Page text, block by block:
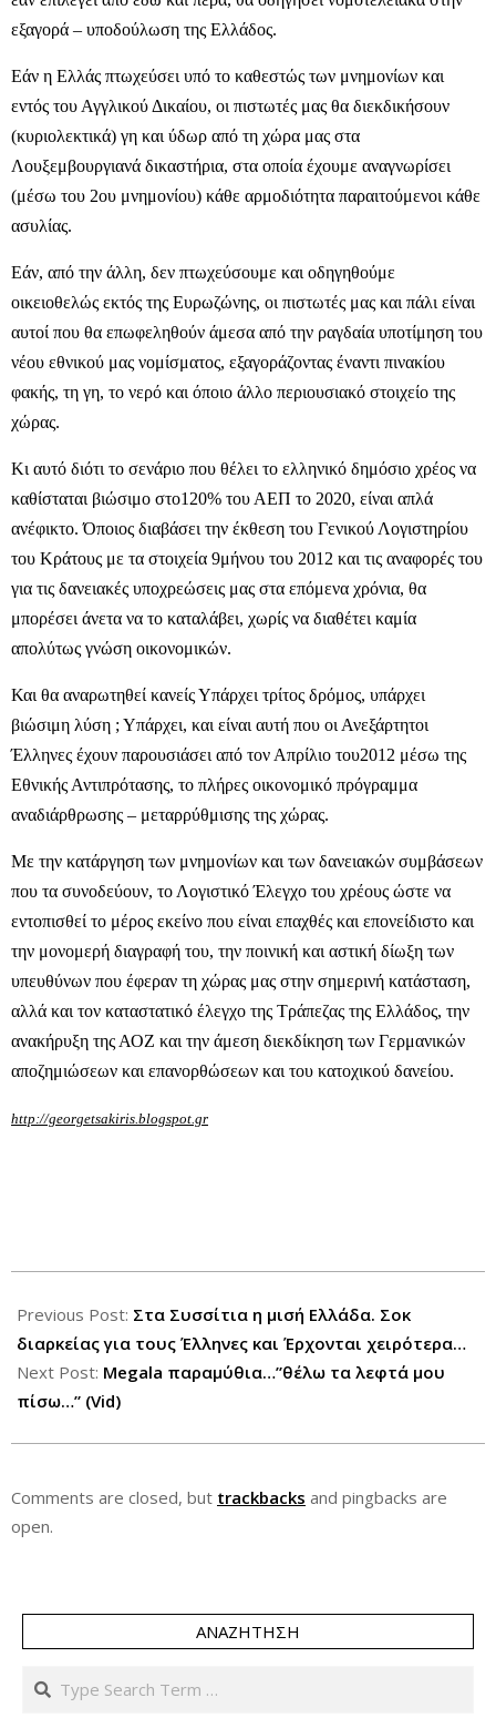
εξαγορά – υποδούλωση της Ελλάδος.
Εάν η Ελλάς πτωχεύσει υπό το καθεστώς των μνημονίων και
εντός του Αγγλικού Δικαίου, οι πιστωτές μας θα διεκδικήσουν
(κυριολεκτικά) γη και ύδωρ από τη χώρα μας στα
Λουξεμβουργιανά δικαστήρια, στα οποία έχουμε αναγνωρίσει
(μέσω του 2ου μνημονίου) κάθε αρμοδιότητα παραιτούμενοι κάθε
ασυλίας.
Εάν, από την άλλη, δεν πτωχεύσουμε και οδηγηθούμε
οικειοθελώς εκτός της Ευρωζώνης, οι πιστωτές μας και πάλι είναι
αυτοί που θα επωφεληθούν άμεσα από την ραγδαία υποτίμηση του
νέου εθνικού μας νομίσματος, εξαγοράζοντας έναντι πινακίου
φακής, τη γη, το νερό και όποιο άλλο περιουσιακό στοιχείο της
χώρας.
Κι αυτό διότι το σενάριο που θέλει το ελληνικό δημόσιο χρέος να
καθίσταται βιώσιμο στο120% του ΑΕΠ το 2020, είναι απλά
ανέφικτο. Όποιος διαβάσει την έκθεση του Γενικού Λογιστηρίου
του Κράτους με τα στοιχεία 9μήνου του 2012 και τις αναφορές του
για τις δανειακές υποχρεώσεις μας στα επόμενα χρόνια, θα
μπορέσει άνετα να το καταλάβει, χωρίς να διαθέτει καμία
απολύτως γνώση οικονομικών.
Και θα αναρωτηθεί κανείς Υπάρχει τρίτος δρόμος, υπάρχει
βιώσιμη λύση ; Υπάρχει, και είναι αυτή που οι Ανεξάρτητοι
Έλληνες έχουν παρουσιάσει από τον Απρίλιο του2012 μέσω της
Εθνικής Αντιπρότασης, το πλήρες οικονομικό πρόγραμμα
αναδιάρθρωσης – μεταρρύθμισης της χώρας.
Με την κατάργηση των μνημονίων και των δανειακών συμβάσεων
που τα συνοδεύουν, το Λογιστικό Έλεγχο του χρέους ώστε να
εντοπισθεί το μέρος εκείνο που είναι επαχθές και επονείδιστο και
την μονομερή διαγραφή του, την ποινική και αστική δίωξη των
υπευθύνων που έφεραν τη χώρας μας στην σημερινή κατάσταση,
αλλά και τον καταστατικό έλεγχο της Τράπεζας της Ελλάδος, την
ανακήρυξη της ΑΟΖ και την άμεση διεκδίκηση των Γερμανικών
αποζημιώσεων και επανορθώσεων και του κατοχικού δανείου.
http://georgetsakiris.blogspot.gr
11-
22
Previous Post: Στα Συσσίτια η μισή Ελλάδα. Σοκ
διαρκείας για τους Έλληνες και Έρχονται χειρότερα…
Next Post: Megala παραμύθια…”θέλω τα λεφτά μου
πίσω…” (Vid)
Comments are closed, but trackbacks and pingbacks are
open.
ΑΝΑΖΉΤΗΣΗ
Search